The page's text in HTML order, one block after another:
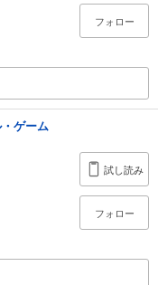
フォロー
ゲーム
試し読み
フォロー